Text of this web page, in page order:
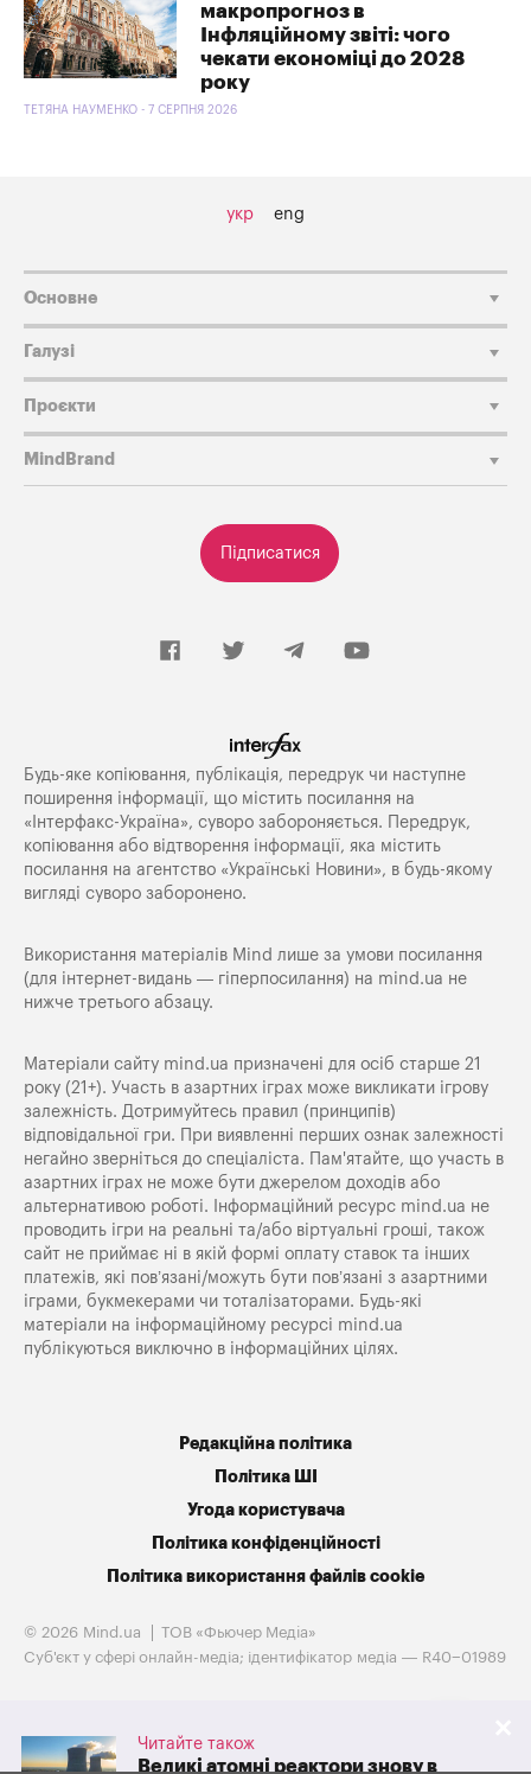
макропрогноз в
Інфляційному звіті: чого
чекати економіці до 2028
року
ТЕТЯНА НАУМЕНКО - 7 СЕРПНЯ 2026
Читайте також
Великі атомні реактори знову в
укр eng
Підписатися
Основне
Галузі
Проєкти
MindBrand
Будь-яке копiювання, публiкацiя, передрук чи наступне
поширення iнформацiї, що мiстить посилання на
«Iнтерфакс-Україна», суворо забороняється. Передрук,
копіювання або відтворення інформації, яка містить
посилання на агентство «Українські Новини», в будь-якому
вигляді суворо заборонено.
Використання матеріалів Mind лише за умови посилання
(для інтернет-видань — гіперпосилання) на mind.ua не
нижче третього абзацу.
Матеріали сайту mind.ua призначені для осіб старше 21
року (21+). Участь в азартних іграх може викликати ігрову
залежність. Дотримуйтесь правил (принципів)
відповідальної гри. При виявленні перших ознак залежності
негайно зверніться до спеціаліста. Пам'ятайте, що участь в
азартних іграх не може бути джерелом доходів або
альтернативою роботі. Інформаційний ресурс mind.ua не
проводить ігри на реальні та/або віртуальні гроші, також
сайт не приймає ні в якій формі оплату ставок та інших
платежів, які пов’язані/можуть бути пов’язані з азартними
іграми, букмекерами чи тоталізаторами. Будь-які
матеріали на інформаційному ресурсі mind.ua
публікуються виключно в інформаційних цілях.
Редакційна політика
Політика ШІ
Угода користувача
Політика конфіденційності
Політика використання файлів cookie
© 2026 Mind.ua
ТОВ «Фьючер Медiа»
Cуб'єкт у сфері онлайн-медіа; ідентифікатор медіа — R40−01989